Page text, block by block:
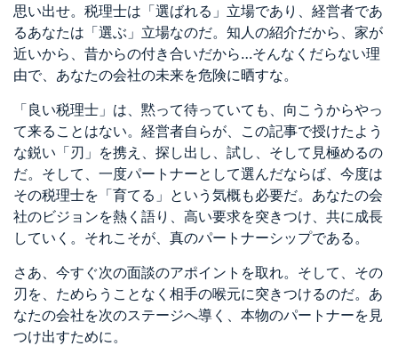
思い出せ。税理士は「選ばれる」立場であり、経営者であ
るあなたは「選ぶ」立場なのだ。知人の紹介だから、家が
近いから、昔からの付き合いだから…そんなくだらない理
由で、あなたの会社の未来を危険に晒すな。
「良い税理士」は、黙って待っていても、向こうからやっ
て来ることはない。経営者自らが、この記事で授けたよう
な鋭い「刃」を携え、探し出し、試し、そして見極めるの
だ。そして、一度パートナーとして選んだならば、今度は
その税理士を「育てる」という気概も必要だ。あなたの会
社のビジョンを熱く語り、高い要求を突きつけ、共に成長
していく。それこそが、真のパートナーシップである。
さあ、今すぐ次の面談のアポイントを取れ。そして、その
刃を、ためらうことなく相手の喉元に突きつけるのだ。あ
なたの会社を次のステージへ導く、本物のパートナーを見
つけ出すために。